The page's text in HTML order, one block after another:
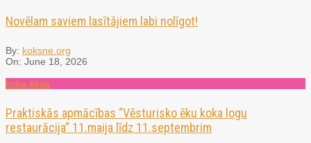
Novēlam saviem lasītājiem labi nolīgot!
By: koksne.org
On: June 18, 2026
koka ēkas
Praktiskās apmācības “Vēsturisko ēku koka logu
restaurācija” 11.maija līdz 11.septembrim